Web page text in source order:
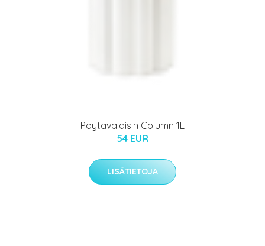
Pöytävalaisin Column 1L
54 EUR
LISÄTIETOJA